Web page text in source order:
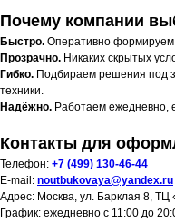
Почему компании
Быстро. Оперативно формируем
Прозрачно. Никаких скрытых
Гибко. Подбираем решения под
техники.
Надёжно. Работаем ежедневно,
Контакты для
Телефон: +7 (499) 130-46-44
E-mail: noutbukovaya@yandex.ru
Адрес: Москва, ул. Барклая 8, ТЦ
График: ежедневно с 11:00 до